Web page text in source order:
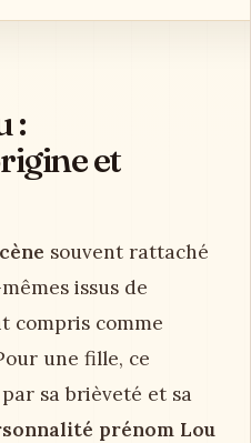
:
et
souvent rattaché
issus de
compris comme
une fille, ce
sa brièveté et sa
prénom Lou